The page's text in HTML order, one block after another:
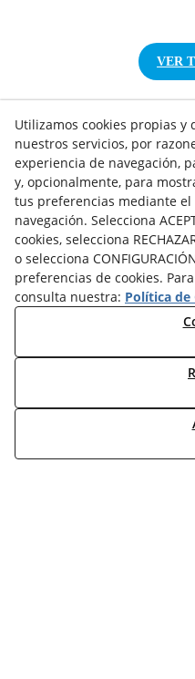
VER
NOTICIAS
NOTICIAS
NOTICIAS
NOTICIAS
NOTICIAS BIOMASA
NOTICIAS
NOTICIAS ACS
DEVOLUCIONES
Utilizamos cookies propias
nuestros servicios, por
experiencia de navegación,
y, opcionalmente, para
tus preferencias mediante
navegación. Selecciona
cookies, selecciona
o selecciona
preferencias de cookies.
consulta nuestra: Política de